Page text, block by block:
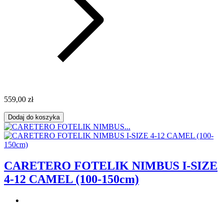
559,00 zł
Dodaj do koszyka
CARETERO FOTELIK NIMBUS I-SIZE
4-12 CAMEL (100-150cm)